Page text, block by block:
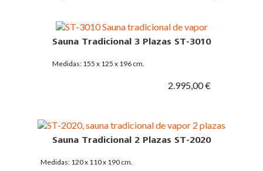
Sauna Tradicional 3 Plazas ST-3010
Medidas: 155 x 125 x 196 cm.
2.995,00 €
Sauna Tradicional 2 Plazas ST-2020
Medidas: 120 x 110 x 190 cm.